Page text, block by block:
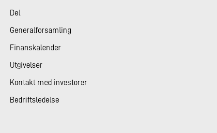
Del
Generalforsamling
Finanskalender
Utgivelser
Kontakt med investorer
Bedriftsledelse